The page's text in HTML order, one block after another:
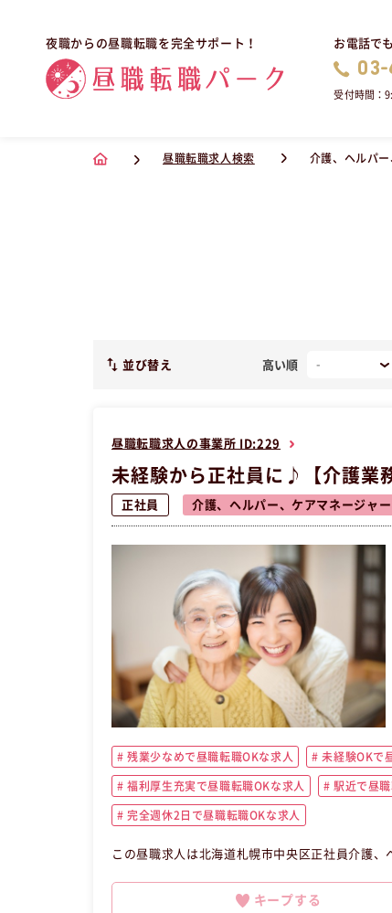
夜職からの昼職転職を完全サポート！ お電話で
03-
受付時間：
昼職転職求人検索 介護、ヘルパ
並び替え 高い順
昼職転職求人の事業所 ID:229
未経験から正社員に♪【介護業
正社員 介護、ヘルパー、ケアマネージャー
残業少なめで昼職転職OKな求人 未経験OKで
福利厚生充実で昼職転職OKな求人 駅近で昼
完全週休2日で昼職転職OKな求人
この昼職求人は北海道札幌市中央区正社員介護
キープする